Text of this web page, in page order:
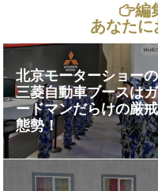
編
あなた
北京モーターショーの
三菱自動車ブースはガ
ードマンだらけの厳戒
態勢！